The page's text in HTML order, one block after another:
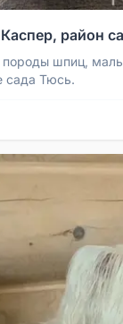
район
породы шпиц,
сада Тюсь.